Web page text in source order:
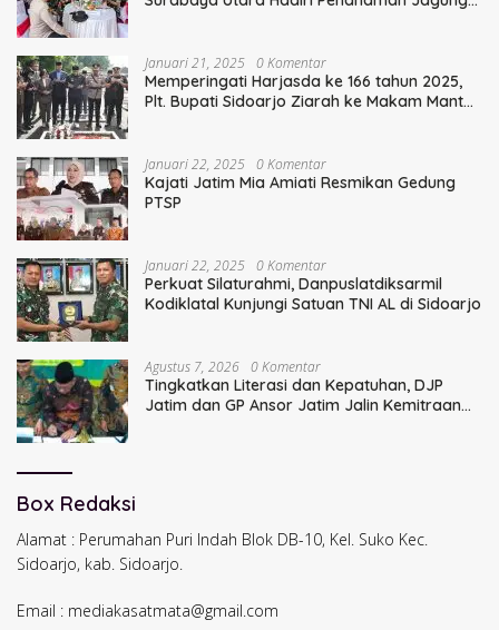
Januari 21, 2025 0 Komentar
Memperingati Harjasda ke 166 tahun 2025,
Plt. Bupati Sidoarjo Ziarah ke Makam Mantan
Januari 22, 2025 0 Komentar
Kajati Jatim Mia Amiati Resmikan Gedung
PTSP
Januari 22, 2025 0 Komentar
Perkuat Silaturahmi, Danpuslatdiksarmil
Kodiklatal Kunjungi Satuan TNI AL di Sidoarjo
Agustus 7, 2026 0 Komentar
Tingkatkan Literasi dan Kepatuhan, DJP
Jatim dan GP Ansor Jatim Jalin Kemitraan
Box Redaksi
Alamat : Perumahan Puri Indah Blok DB-10, Kel. Suko Kec.
Sidoarjo, kab. Sidoarjo.
Email : mediakasatmata@gmail.com